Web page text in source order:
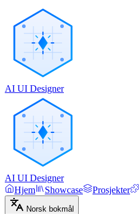
AI UI Designer
AI UI Designer
Hjem
Showcase Prosjekter
Norsk bokmål